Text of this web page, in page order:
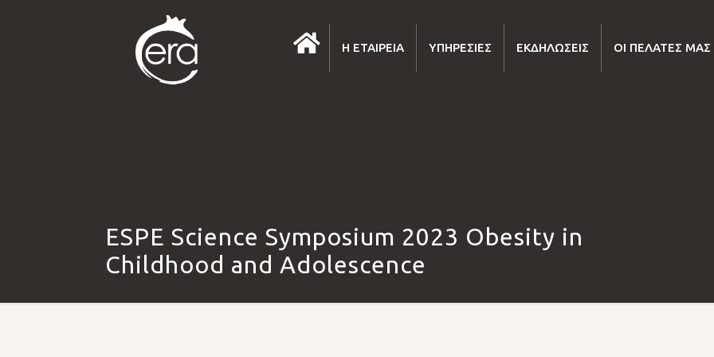
Η ΕΤΑΙΡΕΊΑ ΥΠΗΡΕΣΊΕΣ ΕΚΔΗΛΏΣΕΙΣ ΟΙ ΠΕΛΆΤΕΣ ΜΑΣ
ESPE Science Symposium 2023 Obesity in
Childhood and Adolescence